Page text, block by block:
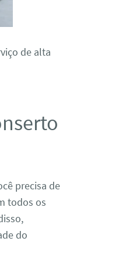
de alta
precisa de
todos os
do